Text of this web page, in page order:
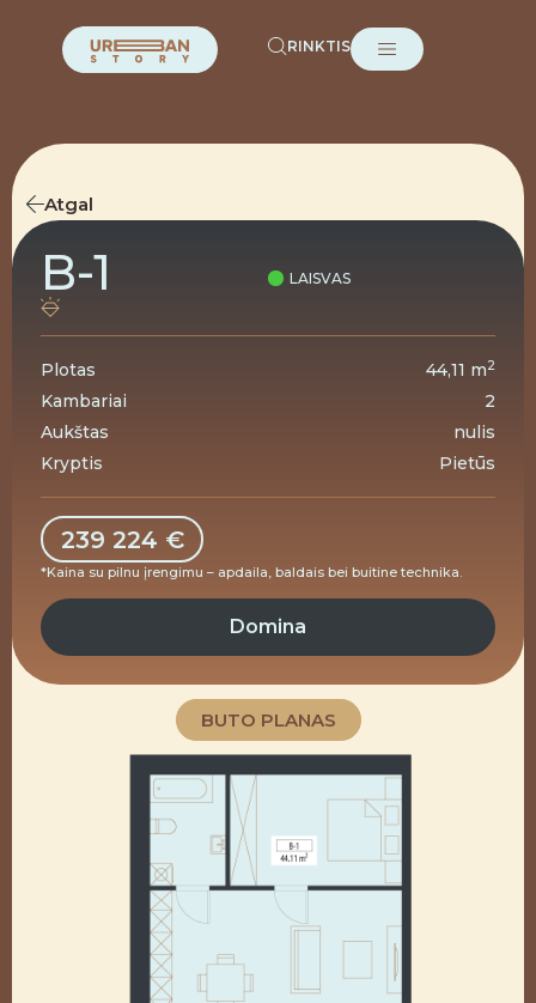
RINKTIS
Atgal
B-1 LAISVAS
Plotas 44,11 m2
Kambariai
2
Aukštas
nulis
Kryptis
Pietūs
239 224 €
*Kaina su pilnu įrengimu – apdaila, baldais bei buitine technika.
Domina
BUTO PLANAS